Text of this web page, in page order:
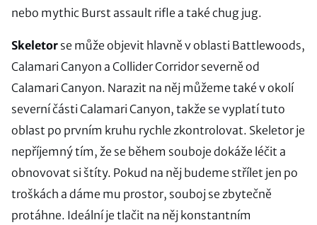
nebo mythic Burst assault rifle a také chug jug.
Skeletor se může objevit hlavně v oblasti Battlewoods,
Calamari Canyon a Collider Corridor severně od
Calamari Canyon. Narazit na něj můžeme také v okolí
severní části Calamari Canyon, takže se vyplatí tuto
oblast po prvním kruhu rychle zkontrolovat. Skeletor je
nepříjemný tím, že se během souboje dokáže léčit a
obnovovat si štíty. Pokud na něj budeme střílet jen po
troškách a dáme mu prostor, souboj se zbytečně
protáhne. Ideální je tlačit na něj konstantním